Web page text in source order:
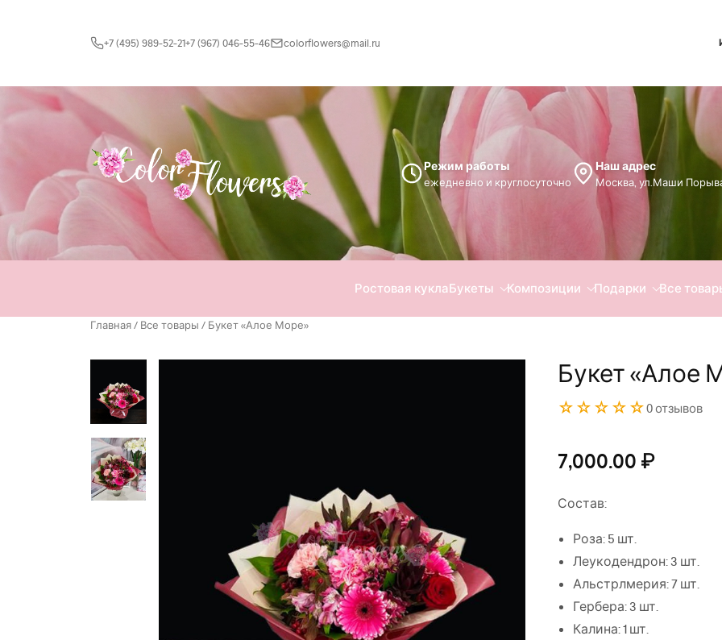
+7 (495) 989-52-21+7 (967) 046-55-46 colorflowers@mail.ru
Режим работы
ежедневно и круглосуточно
Наш адрес
Москва, ул.Маши
Ростовая куклаБукеты Композиции Подарки Все
Главная/ Все товары / Букет «Алое Море»
Букет «Алое
☆☆☆☆☆0 отзывов
7,000.00 ₽
Состав:
Роза: 5 шт.
Леукодендрон: 3 шт.
Альстрлмерия: 7 шт.
Гербера: 3 шт.
Калина: 1 шт.